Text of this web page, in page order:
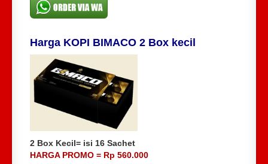
Harga KOPI BIMACO 2 Box kecil
2 Box Kecil= isi 16 Sachet
HARGA PROMO = Rp 560.000